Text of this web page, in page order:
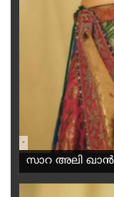
-
സാറ അലി ഖാൻ